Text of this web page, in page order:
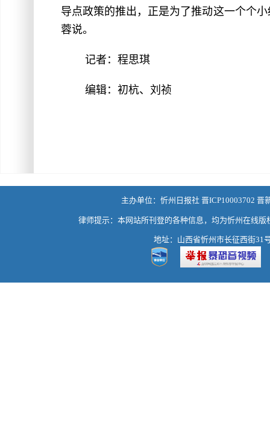
导点政策的推出，正是为了推动这一个个
蓉说。
记者：程思琪
编辑：初杭、刘祯
主办单位：忻州日报社 晋ICP10003702 晋
律师提示：本网站所刊登的各种信息，均为忻州在线
地址：山西省忻州市长征西街31